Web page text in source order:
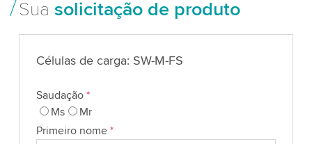
Sua solicitação de produto
Células de carga: SW-M-FS
Saudação *
Ms
Mr
Primeiro nome *